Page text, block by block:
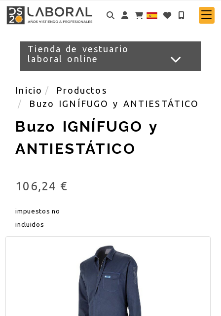
Identifícate
Tienda de vestuario
laboral online
Inicio
Productos
Buzo IGNÍFUGO y ANTIESTÁTICO
Buzo IGNÍFUGO y
ANTIESTÁTICO
106,24 €
impuestos no
incluidos